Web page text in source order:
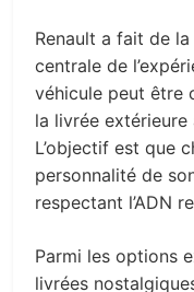
Renault a fait de
centrale de
véhicule peut être
la livrée
L’objectif est que
personnalité de
respectant l’ADN
Parmi les options
livrées